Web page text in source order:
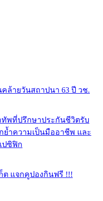
ล้ายวันสถาปนา 63 ปี วช.
ทัพที่ปรึกษาประกันชีวิตรับ
กย้ำความเป็นมืออาชีพ และ
ปซิฟิก
ต แจกคูปองกินฟรี !!!